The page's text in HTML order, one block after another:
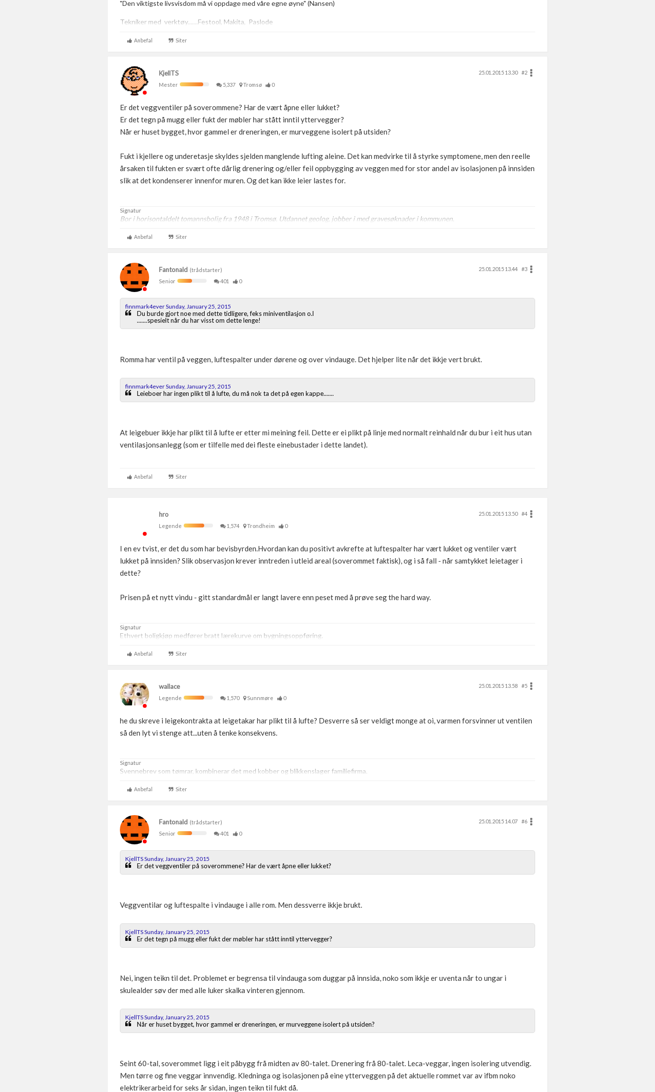
"Den viktigste livsvisdom må vi oppdage med våre egne øyne" (Nansen)
Tekniker med verktøy.......Festool, Makita, Paslode
Anbefal Siter
KjellTS 25.01.2015 13.30
#2
Mester
5,337 Tromsø 0
Er det veggventiler på soverommene? Har de vært åpne eller lukket?
Er det tegn på mugg eller fukt der møbler har stått inntil yttervegger?
Når er huset bygget, hvor gammel er dreneringen, er murveggene isolert på utsiden?
Fukt i kjellere og underetasje skyldes sjelden manglende lufting aleine. Det kan medvirke til å styrke symptomene, men den reelle
årsaken til fukten er svært ofte dårlig drenering og/eller feil oppbygging av veggen med for stor andel av isolasjonen på innsiden
slik at det kondenserer innenfor muren. Og det kan ikke leier lastes for.
Signatur
Bor i horisontaldelt tomannsbolig fra 1948 i Tromsø. Utdannet geolog, jobber i med gravesøknader i kommunen.
Anbefal Siter
Fantonald (trådstarter) 25.01.2015 13.44
#3
Senior
401 0
finnmark4ever Sunday, January 25, 2015
Du burde gjort noe med dette tidligere, feks miniventilasjon o.l
.......spesielt når du har visst om dette lenge!
Romma har ventil på veggen, luftespalter under dørene og over vindauge. Det hjelper lite når det ikkje vert brukt.
finnmark4ever Sunday, January 25, 2015
Leieboer har ingen plikt til å lufte, du må nok ta det på egen kappe.......
At leigebuer ikkje har plikt til å lufte er etter mi meining feil. Dette er ei plikt på linje med normalt reinhald når du bur i eit hus utan
ventilasjonsanlegg (som er tilfelle med dei fleste einebustader i dette landet).
Anbefal Siter
hro 25.01.2015 13.50
#4
Legende
1,574 Trondheim 0
I en ev tvist, er det du som har bevisbyrden.Hvordan kan du positivt avkrefte at luftespalter har vært lukket og ventiler vært
lukket på innsiden? Slik observasjon krever inntreden i utleid areal (soverommet faktisk), og i så fall - når samtykket leietager i
dette?
Prisen på et nytt vindu - gitt standardmål er langt lavere enn peset med å prøve seg the hard way.
Signatur
Ethvert boligkjøp medfører bratt lærekurve om bygningsoppføring.
Anbefal Siter
wallace 25.01.2015 13.58
#5
Legende
1,570 Sunnmøre 0
he du skreve i leigekontrakta at leigetakar har plikt til å lufte? Desverre så ser veldigt monge at oi, varmen forsvinner ut ventilen
så den lyt vi stenge att...uten å tenke konsekvens.
Signatur
Svennebrev som tømrar, kombinerar det med kobber og blikkenslager familiefirma.
Anbefal Siter
Fantonald (trådstarter) 25.01.2015 14.07
#6
Senior
401 0
KjellTS Sunday, January 25, 2015
Er det veggventiler på soverommene? Har de vært åpne eller lukket?
Veggventilar og luftespalte i vindauge i alle rom. Men dessverre ikkje brukt.
KjellTS Sunday, January 25, 2015
Er det tegn på mugg eller fukt der møbler har stått inntil yttervegger?
Nei, ingen teikn til det. Problemet er begrensa til vindauga som duggar på innsida, noko som ikkje er uventa når to ungar i
skulealder søv der med alle luker skalka vinteren gjennom.
KjellTS Sunday, January 25, 2015
Når er huset bygget, hvor gammel er dreneringen, er murveggene isolert på utsiden?
Seint 60-tal, soverommet ligg i eit påbygg frå midten av 80-talet. Drenering frå 80-talet. Leca-veggar, ingen isolering utvendig.
Men tørre og fine veggar innvendig. Kledninga og isolasjonen på eine ytterveggen på det aktuelle rommet var av ifbm noko
elektrikerarbeid for seks år sidan, ingen teikn til fukt då.